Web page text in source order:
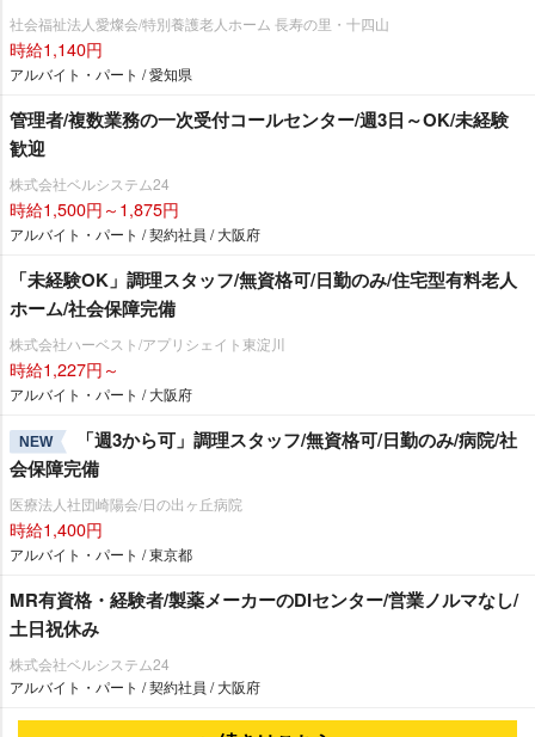
社会福祉法人愛燦会/特別養護老人ホーム 長寿の里・十四山
時給1,140円
アルバイト・パート / 愛知県
管理者/複数業務の一次受付コールセンター/週3日～OK/未経験
歓迎
株式会社ベルシステム24
時給1,500円～1,875円
アルバイト・パート / 契約社員 / 大阪府
「未経験OK」調理スタッフ/無資格可/日勤のみ/住宅型有料老人
ホーム/社会保障完備
株式会社ハーベスト/アプリシェイト東淀川
時給1,227円～
アルバイト・パート / 大阪府
NEW
「週3から可」調理スタッフ/無資格可/日勤のみ/病院/社
会保障完備
医療法人社団崎陽会/日の出ヶ丘病院
時給1,400円
アルバイト・パート / 東京都
MR有資格・経験者/製薬メーカーのDIセンター/営業ノルマなし/
土日祝休み
株式会社ベルシステム24
アルバイト・パート / 契約社員 / 大阪府